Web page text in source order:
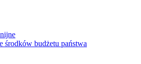
środków budżetu państwa